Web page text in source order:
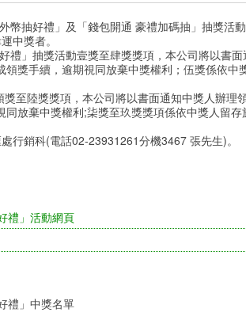
幣抽好禮」及「錢包開通 豪禮加碼抽」抽獎活
中獎者。
禮」抽獎活動壹獎至肆獎獎項，本公司將以書
獎手續，逾期視同放棄中獎權利；伍獎係依中
至陸獎獎項，本公司將以書面通知中獎人辦理
放棄中獎權利;柒獎至玖獎獎項係依中獎人留
行銷科(電話02-23931261分機3467 張先生)。
禮」活動網頁
禮」中獎名單